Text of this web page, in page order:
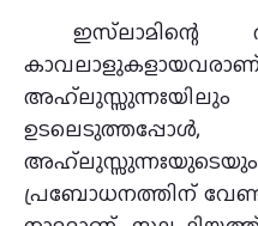
ഇസ്‌ലാമിന്റെ
പ്രബോധനത്തിന്